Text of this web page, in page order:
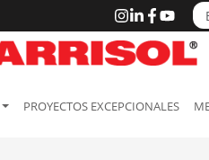
PROYECTOS EXCEPCIONALES